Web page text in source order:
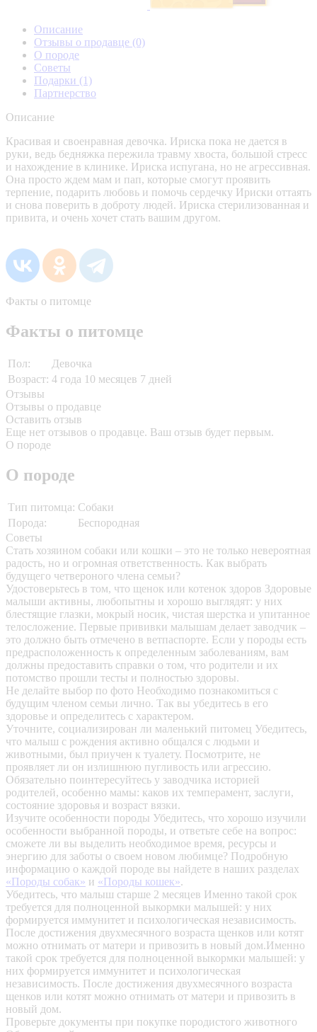
Описание
Отзывы о продавце (0)
О породе
Советы
Подарки (1)
Партнерство
Описание
Красивая и своенравная девочка. Ириска пока не дается в
руки, ведь бедняжка пережила травму хвоста, большой стресс
и нахождение в клинике. Ириска испугана, но не агрессивная.
Она просто ждем мам и пап, которые смогут проявить
терпение, подарить любовь и помочь сердечку Ириски оттаять
и снова поверить в доброту людей. Ириска стерилизованная и
привита, и очень хочет стать вашим другом.
Факты о питомце
Факты о питомце
Пол:
Девочка
Возраст: 4 года 10 месяцев 7 дней
Отзывы
Отзывы о продавце
Оставить отзыв
Еще нет отзывов о продавце. Ваш отзыв будет первым.
О породе
О породе
Тип питомца: Собаки
Порода:
Беспородная
Советы
Стать хозяином собаки или кошки – это не только невероятная
радость, но и огромная ответственность. Как выбрать
будущего четвероного члена семьи?
Удостоверьтесь в том, что щенок или котенок здоров Здоровые
малыши активны, любопытны и хорошо выглядят: у них
блестящие глазки, мокрый носик, чистая шерстка и упитанное
телосложение. Первые прививки малышам делает заводчик –
это должно быть отмечено в ветпаспорте. Если у породы есть
предрасположенность к определенным заболеваниям, вам
должны предоставить справки о том, что родители и их
потомство прошли тесты и полностью здоровы.
Не делайте выбор по фото Необходимо познакомиться с
будущим членом семьи лично. Так вы убедитесь в его
здоровье и определитесь с характером.
Уточните, социализирован ли маленький питомец Убедитесь,
что малыш с рождения активно общался с людьми и
животными, был приучен к туалету. Посмотрите, не
проявляет ли он излишнюю пугливость или агрессию.
Обязательно поинтересуйтесь у заводчика историей
родителей, особенно мамы: каков их темперамент, заслуги,
состояние здоровья и возраст вязки.
Изучите особенности породы Убедитесь, что хорошо изучили
особенности выбранной породы, и ответьте себе на вопрос:
сможете ли вы выделить необходимое время, ресурсы и
энергию для заботы о своем новом любимце? Подробную
информацию о каждой породе вы найдете в наших разделах
«Породы собак» и «Породы кошек».
Убедитесь, что малыш старше 2 месяцев Именно такой срок
требуется для полноценной выкормки малышей: у них
формируется иммунитет и психологическая независимость.
После достижения двухмесячного возраста щенков или котят
можно отнимать от матери и привозить в новый дом.Именно
такой срок требуется для полноценной выкормки малышей: у
них формируется иммунитет и психологическая
независимость. После достижения двухмесячного возраста
щенков или котят можно отнимать от матери и привозить в
новый дом.
Проверьте документы при покупке породистого животного